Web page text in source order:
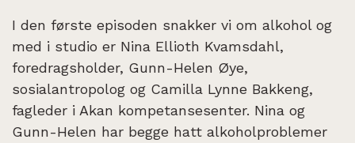
I den første episoden snakker vi om alkohol og
med i studio er Nina Ellioth Kvamsdahl,
foredragsholder, Gunn-Helen Øye,
sosialantropolog og Camilla Lynne Bakkeng,
fagleder i Akan kompetansesenter. Nina og
Gunn-Helen har begge hatt alkoholproblemer